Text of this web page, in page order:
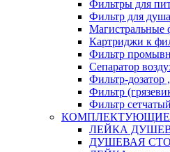
Фильтры для
Фильтр для душа
Магистральные
Картриджи к
Фильтр
Сепаратор
Фильтр-дозатор
Фильтр
Фильтр
ЛЕЙКА
ДУШЕВАЯ